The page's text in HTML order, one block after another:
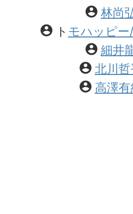
林尚
ト モハッピー
細井
北川哲
高澤